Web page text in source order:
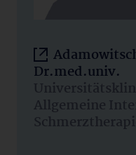
Dr.med.univ.
Allgemeine